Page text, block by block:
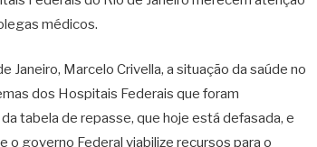
médicos.
Janeiro, Marcelo Crivella, a situação da saúde no
dos Hospitais Federais que foram
tabela de repasse, que hoje está defasada, e
o governo Federal viabilize recursos para o